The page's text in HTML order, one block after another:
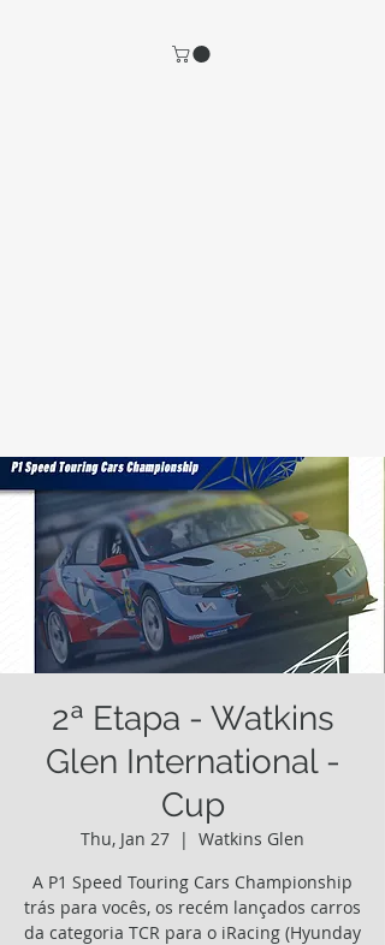
2ª Etapa - Watkins
Glen International -
Cup
Thu, Jan 27
  |
Watkins Glen
A P1 Speed Touring Cars Championship
trás para vocês, os recém lançados carros
da categoria TCR para o iRacing (Hyunday